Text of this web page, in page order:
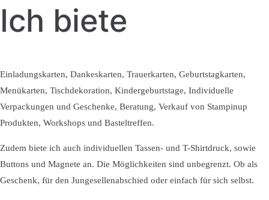
Ich biete
Einladungskarten, Dankeskarten, Trauerkarten, Geburtstagkarten,
Menükarten, Tischdekoration, Kindergeburtstage, Individuelle
Verpackungen und Geschenke, Beratung, Verkauf von Stampinup
Produkten, Workshops und Basteltreffen.
Zudem biete ich auch individuellen Tassen- und T-Shirtdruck, sowie
Buttons und Magnete an. Die Möglichkeiten sind unbegrenzt. Ob als
Geschenk, für den Jungesellenabschied oder einfach für sich selbst.